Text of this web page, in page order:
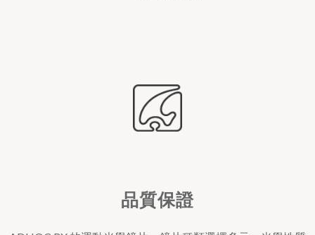
品質保證